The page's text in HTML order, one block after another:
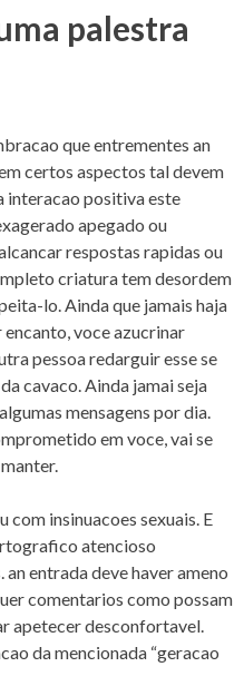
palestra
que entrementes an
certos aspectos tal devem
interacao positiva este
apegado ou
respostas rapidas ou
criatura tem desordem
lo. Ainda que jamais haja
voce azucrinar
pessoa redarguir esse se
cavaco. Ainda jamai seja
mensagens por dia.
em voce, vai se
com insinuacoes sexuais. E
atencioso
entrada deve haver ameno
comentarios como possam
apetecer desconfortavel.
da mencionada “geracao